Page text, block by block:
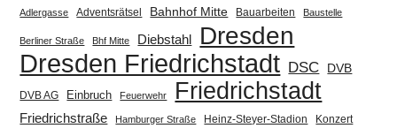
Adlergasse Adventsrätsel Bahnhof Mitte Bauarbeiten Baustelle
Berliner Straße Bhf Mitte Diebstahl Dresden
Dresden Friedrichstadt DSC DVB
DVB AG Einbruch Feuerwehr Friedrichstadt
Friedrichstraße Hamburger Straße Heinz-Steyer-Stadion
Konzert